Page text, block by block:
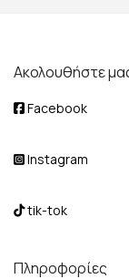
Ακολουθήστε
Facebook
Instagram
tik-tok
Πληροφορίες